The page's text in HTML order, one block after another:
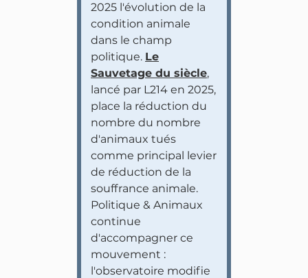
2025 l'évolution de la
condition animale
dans le champ
politique. Le
Sauvetage du siècle,
lancé par L214 en 2025,
place la réduction du
nombre du nombre
d'animaux tués
comme principal levier
de réduction de la
souffrance animale.
Politique & Animaux
continue
d'accompagner ce
mouvement :
l'observatoire modifie